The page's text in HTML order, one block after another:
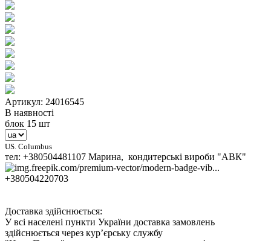
Артикул: 24016545
В наявності
блок 15 шт
US. Columbus
тел: +380504481107 Марина, кондитерські вироби "АВК"
+380504220703
Доставка здійснюється:
У всі населені пункти України доставка замовлень
здійснюється через кур’єрську службу